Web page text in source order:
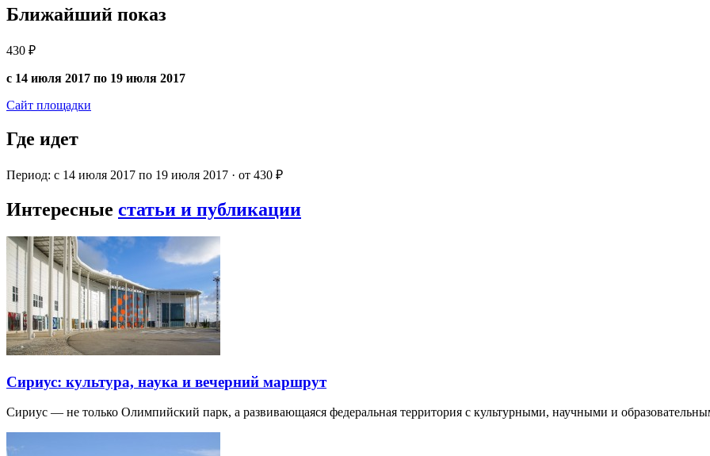
Ближайший показ
430 ₽
с 14 июля 2017 по 19 июля 2017
Сайт площадки
Где идет
Период: с 14 июля 2017 по 19 июля 2017 · от 430 ₽
Интересные статьи и публикации
Сириус: культура, наука и вечерний маршрут
Сириус — не только Олимпийский парк, а развивающаяся федеральная территория с культурными, научными и